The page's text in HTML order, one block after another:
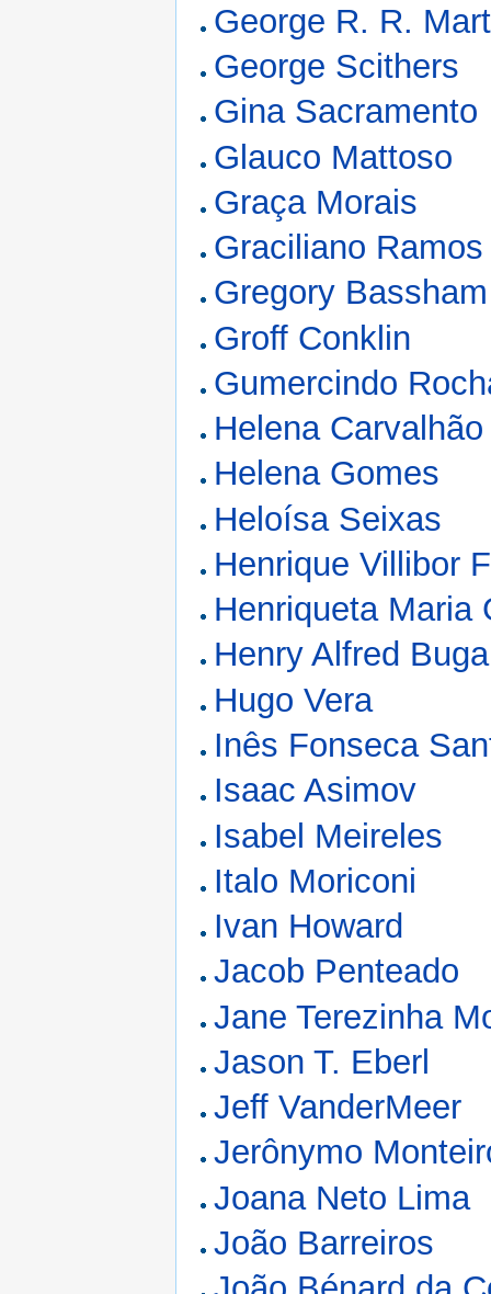
George R. R.
George Scithers
Gina Sacramento
Glauco Mattoso
Graça Morais
Graciliano Ramos
Gregory Bassham
Groff Conklin
Gumercindo
Helena
Helena Gomes
Heloísa Seixas
Henrique Villibor
Henriqueta Maria
Henry Alfred
Hugo Vera
Inês Fonseca
Isaac Asimov
Isabel Meireles
Italo Moriconi
Ivan Howard
Jacob Penteado
Jane Terezinha
Jason T. Eberl
Jeff VanderMeer
Jerônymo
Joana Neto Lima
João Barreiros